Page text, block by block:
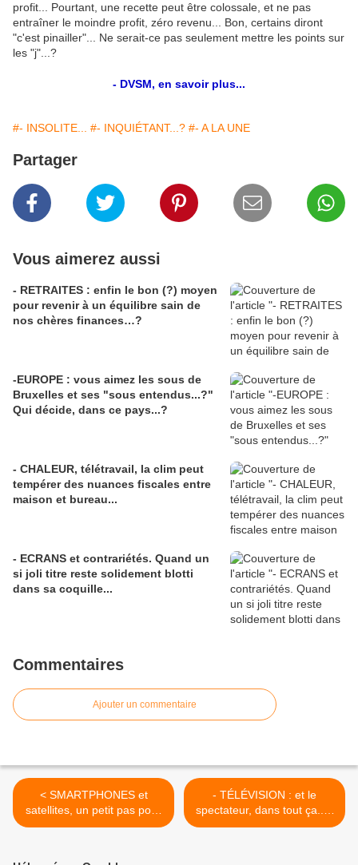
profit... Pourtant, une recette peut être colossale, et ne pas
entraîner le moindre profit, zéro revenu... Bon, certains diront
"c'est pinailler"... Ne serait-ce pas seulement mettre les points sur
les "j"...?
- DVSM, en savoir plus...
#- INSOLITE... #- INQUIÉTANT...? #- A LA UNE
Partager
Vous aimerez aussi
- RETRAITES : enfin le bon (?) moyen
pour revenir à un équilibre sain de
nos chères finances…?
-EUROPE : vous aimez les sous de
Bruxelles et ses "sous entendus...?"
Qui décide, dans ce pays...?
- CHALEUR, télétravail, la clim peut
tempérer des nuances fiscales entre
maison et bureau...
- ECRANS et contrariétés. Quand un
si joli titre reste solidement blotti
dans sa coquille...
Commentaires
Ajouter un commentaire
< SMARTPHONES et
satellites, un petit pas pour
certains usages, mais
- TÉLÉVISION : et le
spectateur, dans tout ça...?
Rien que pour du beurre,